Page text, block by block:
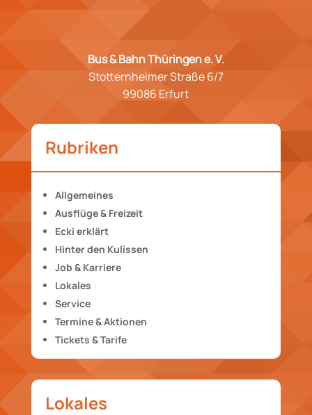
Bus & Bahn Thüringen e. V.
Stotternheimer Straße 6/7
99086 Erfurt
Rubriken
Allgemeines
Ausflüge & Freizeit
Ecki erklärt
Hinter den Kulissen
Job & Karriere
Lokales
Service
Termine & Aktionen
Tickets & Tarife
Lokales